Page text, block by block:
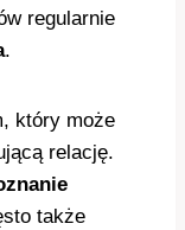
regularnie
.
który może
relację.
także